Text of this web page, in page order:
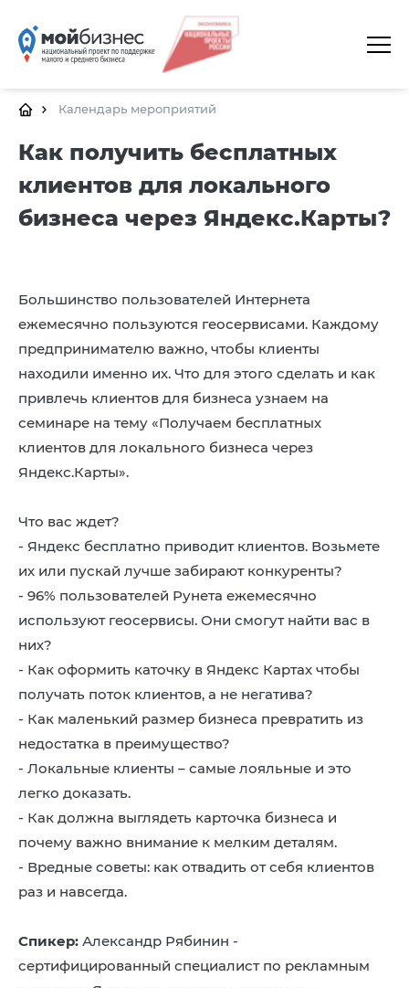
8 (4942) 42-35-83
Версия для слабовидящих
ЛИЧНЫЙ КАБИНЕТ
ГЛАВНАЯ
О ПЛАТФОРМЕ
ГАЛЕРЕЯ
ЦЕНТРЫ
КАЛЕНДАРЬ МЕРОПРИЯТИЙ
ПОЛЕЗНЫЕ ССЫЛКИ
Календарь мероприятий
Как получить бесплатных
клиентов для локального
бизнеса через Яндекс.Карты?
Большинство пользователей Интернета
ежемесячно пользуются геосервисами. Каждому
предпринимателю важно, чтобы клиенты
находили именно их. Что для этого сделать и как
привлечь клиентов для бизнеса узнаем на
семинаре на тему «Получаем бесплатных
клиентов для локального бизнеса через
Яндекс.Карты».
Что вас ждет?
- Яндекс бесплатно приводит клиентов. Возьмете
их или пускай лучше забирают конкуренты?
-️ 96% пользователей Рунета ежемесячно
используют геосервисы. Они смогут найти вас в
них?
- Как оформить каточку в Яндекс Картах чтобы
получать поток клиентов, а не негатива?
-️ Как маленький размер бизнеса превратить из
недостатка в преимущество?
- Локальные клиенты – самые лояльные и это
легко доказать.
-️ Как должна выглядеть карточка бизнеса и
почему важно внимание к мелким деталям.
- Вредные советы: как отвадить от себя клиентов
раз и навсегда.
Спикер: Александр Рябинин -
сертифицированный специалист по рекламным